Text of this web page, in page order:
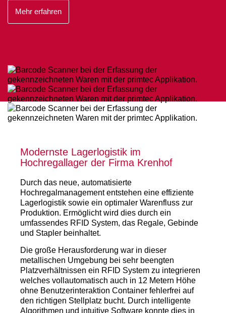
Mehr erfahren
Modernste Lagerlogistik im
Hochregallager der Firma Krenhof
Durch das neue, automatisierte
Hochregalmanagement entstehen eine effiziente
Lagerlogistik sowie ein optimaler Warenfluss zur
Produktion. Ermöglicht wird dies durch ein
umfassendes RFID System, das Regale, Gebinde
und Stapler beinhaltet.
Die große Herausforderung war in dieser
metallischen Umgebung bei sehr beengten
Platzverhältnissen ein RFID System zu integrieren
welches vollautomatisch auch in 12 Metern Höhe
ohne Benutzerinteraktion Container fehlerfrei auf
den richtigen Stellplatz bucht. Durch intelligente
Algorithmen und intuitive Software konnte dies in